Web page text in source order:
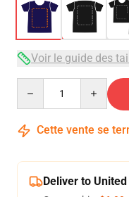
Voir le guide des
Cette vente se
Deliver to